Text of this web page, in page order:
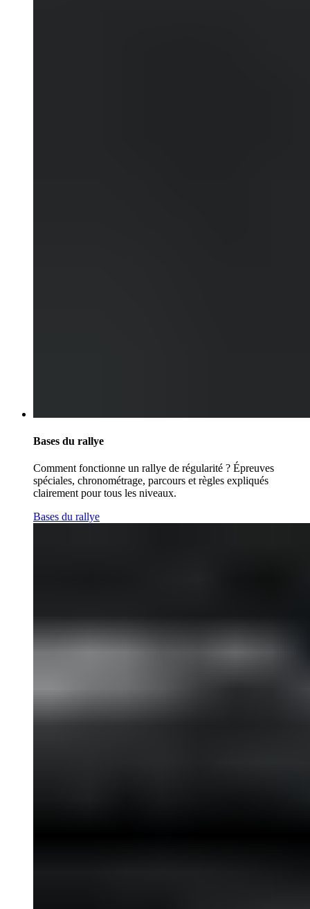
Bases du rallye
Comment fonctionne un rallye de régularité ? Épreuves
spéciales, chronométrage, parcours et règles expliqués
clairement pour tous les niveaux.
Bases du rallye